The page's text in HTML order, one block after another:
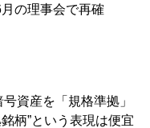
の理事会で再確
号資産を「規格準拠」
柄”という表現は便宜